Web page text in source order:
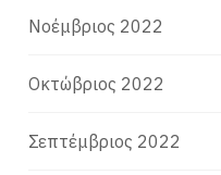
Νοέμβριος 2022
Οκτώβριος 2022
Σεπτέμβριος 2022